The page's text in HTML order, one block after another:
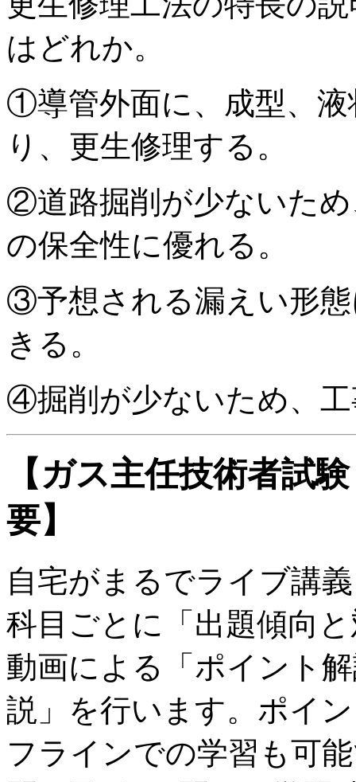
はどれか。
①導管外面に、成型、
り、更生修理する。
②道路掘削が少ないた
の保全性に優れる。
③予想される漏えい形
きる。
④掘削が少ないため、
【ガス主任技術者
要】
自宅がまるでライブ講
科目ごとに「出題傾向
動画による「ポイント
説」を行います。ポイ
フラインでの学習も可